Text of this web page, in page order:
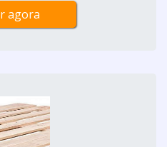
agora